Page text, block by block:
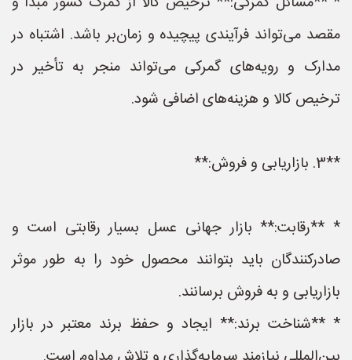
مقصد می‌تواند فرآیندی پیچیده و زمان‌بر باشد. اشتباه در
مدارک و رویه‌های گمرکی می‌تواند منجر به تأخیر در
ترخیص کالا و هزینه‌های اضافی شود.
**3. بازاریابی و فروش:**
* **رقابت:** بازار جهانی عسل بسیار رقابتی است و
صادرکنندگان باید بتوانند محصول خود را به طور موثر
بازاریابی و به فروش برسانند.
* **شناخت برند:** ایجاد و حفظ برند معتبر در بازار